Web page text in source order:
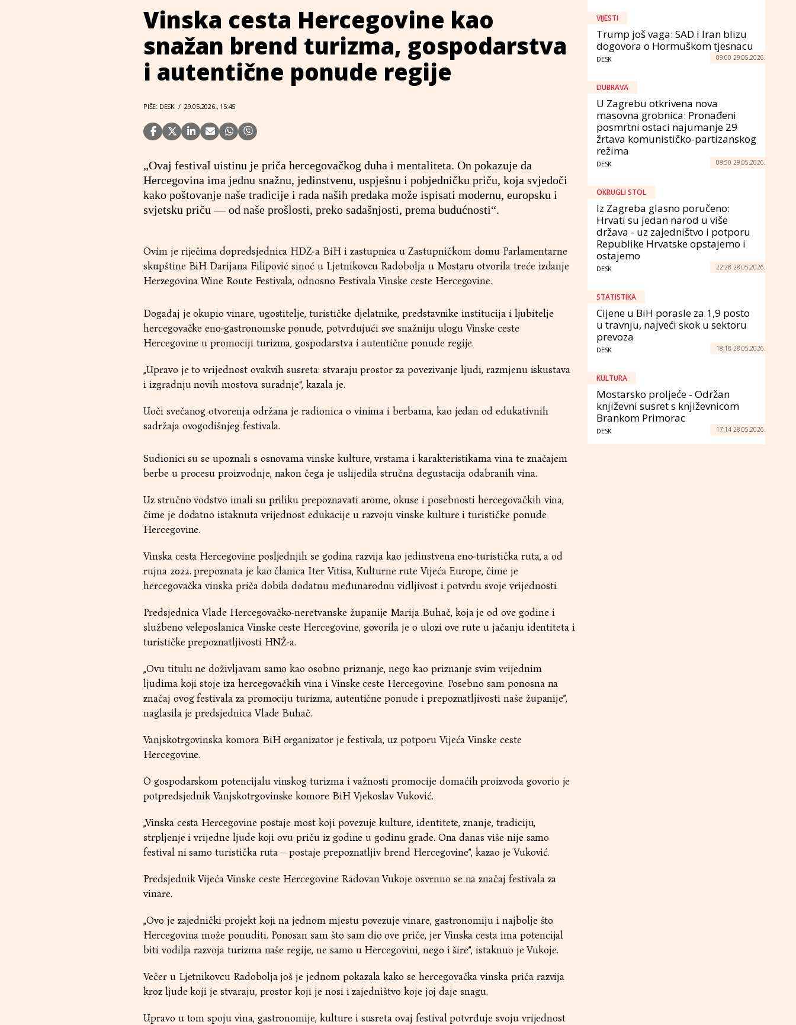
Vinska cesta Hercegovine kao
snažan brend turizma, gospodarstva
i autentične ponude regije
PIŠE: DESK / 29.05.2026., 15:45
„Ovaj festival uistinu je priča hercegovačkog duha i mentaliteta. On pokazuje da
Hercegovina ima jednu snažnu, jedinstvenu, uspješnu i pobjedničku priču, koja svjedoči
kako poštovanje naše tradicije i rada naših predaka može ispisati modernu, europsku i
svjetsku priču — od naše prošlosti, preko sadašnjosti, prema budućnosti“.
Ovim je riječima dopredsjednica HDZ-a BiH i zastupnica u Zastupničkom domu Parlamentarne
skupštine BiH Darijana Filipović sinoć u Ljetnikovcu Radobolja u Mostaru otvorila treće izdanje
Herzegovina Wine Route Festivala, odnosno Festivala Vinske ceste Hercegovine.
Događaj je okupio vinare, ugostitelje, turističke djelatnike, predstavnike institucija i ljubitelje
hercegovačke eno-gastronomske ponude, potvrđujući sve snažniju ulogu Vinske ceste
Hercegovine u promociji turizma, gospodarstva i autentične ponude regije.
„Upravo je to vrijednost ovakvih susreta: stvaraju prostor za povezivanje ljudi, razmjenu iskustava
i izgradnju novih mostova suradnje“, kazala je.
Uoči svečanog otvorenja održana je radionica o vinima i berbama, kao jedan od edukativnih
sadržaja ovogodišnjeg festivala.
Sudionici su se upoznali s osnovama vinske kulture, vrstama i karakteristikama vina te značajem
berbe u procesu proizvodnje, nakon čega je uslijedila stručna degustacija odabranih vina.
Uz stručno vodstvo imali su priliku prepoznavati arome, okuse i posebnosti hercegovačkih vina,
čime je dodatno istaknuta vrijednost edukacije u razvoju vinske kulture i turističke ponude
Hercegovine.
Vinska cesta Hercegovine posljednjih se godina razvija kao jedinstvena eno-turistička ruta, a od
rujna 2022. prepoznata je kao članica Iter Vitisa, Kulturne rute Vijeća Europe, čime je
hercegovačka vinska priča dobila dodatnu međunarodnu vidljivost i potvrdu svoje vrijednosti.
Predsjednica Vlade Hercegovačko-neretvanske županije Marija Buhač, koja je od ove godine i
službeno veleposlanica Vinske ceste Hercegovine, govorila je o ulozi ove rute u jačanju identiteta i
turističke prepoznatljivosti HNŽ-a.
„Ovu titulu ne doživljavam samo kao osobno priznanje, nego kao priznanje svim vrijednim
ljudima koji stoje iza hercegovačkih vina i Vinske ceste Hercegovine. Posebno sam ponosna na
značaj ovog festivala za promociju turizma, autentične ponude i prepoznatljivosti naše županije”,
naglasila je predsjednica Vlade Buhač.
Vanjskotrgovinska komora BiH organizator je festivala, uz potporu Vijeća Vinske ceste
Hercegovine.
O gospodarskom potencijalu vinskog turizma i važnosti promocije domaćih proizvoda govorio je
potpredsjednik Vanjskotrgovinske komore BiH Vjekoslav Vuković.
„Vinska cesta Hercegovine postaje most koji povezuje kulture, identitete, znanje, tradiciju,
strpljenje i vrijedne ljude koji ovu priču iz godine u godinu grade. Ona danas više nije samo
festival ni samo turistička ruta – postaje prepoznatljiv brend Hercegovine”, kazao je Vuković.
Predsjednik Vijeća Vinske ceste Hercegovine Radovan Vukoje osvrnuo se na značaj festivala za
vinare.
„Ovo je zajednički projekt koji na jednom mjestu povezuje vinare, gastronomiju i najbolje što
Hercegovina može ponuditi. Ponosan sam što sam dio ove priče, jer Vinska cesta ima potencijal
biti vodilja razvoja turizma naše regije, ne samo u Hercegovini, nego i šire”, istaknuo je Vukoje.
Večer u Ljetnikovcu Radobolja još je jednom pokazala kako se hercegovačka vinska priča razvija
kroz ljude koji je stvaraju, prostor koji je nosi i zajedništvo koje joj daje snagu.
Upravo u tom spoju vina, gastronomije, kulture i susreta ovaj festival potvrđuje svoju vrijednost
VIJESTI
Trump još vaga: SAD i Iran blizu
dogovora o Hormuškom tjesnacu
DESK 09:00 29.05.2026.
DUBRAVA
U Zagrebu otkrivena nova
masovna grobnica: Pronađeni
posmrtni ostaci najumanje 29
žrtava komunističko-partizanskog
režima
DESK 08:50 29.05.2026.
OKRUGLI STOL
Iz Zagreba glasno poručeno:
Hrvati su jedan narod u više
država - uz zajedništvo i potporu
Republike Hrvatske opstajemo i
ostajemo
DESK 22:28 28.05.2026.
STATISTIKA
Cijene u BiH porasle za 1,9 posto
u travnju, najveći skok u sektoru
prevoza
DESK 18:18 28.05.2026.
KULTURA
Mostarsko proljeće - Održan
književni susret s književnicom
Brankom Primorac
DESK 17:14 28.05.2026.